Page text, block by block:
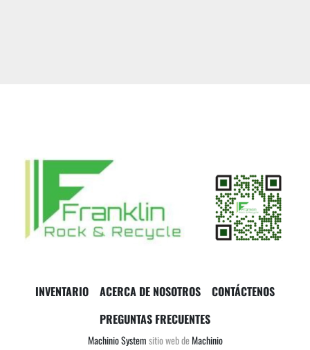
INVENTARIO ACERCA DE NOSOTROS
CONTÁCTENOS
PREGUNTAS FRECUENTES
Machinio Systemsitio web deMachinio